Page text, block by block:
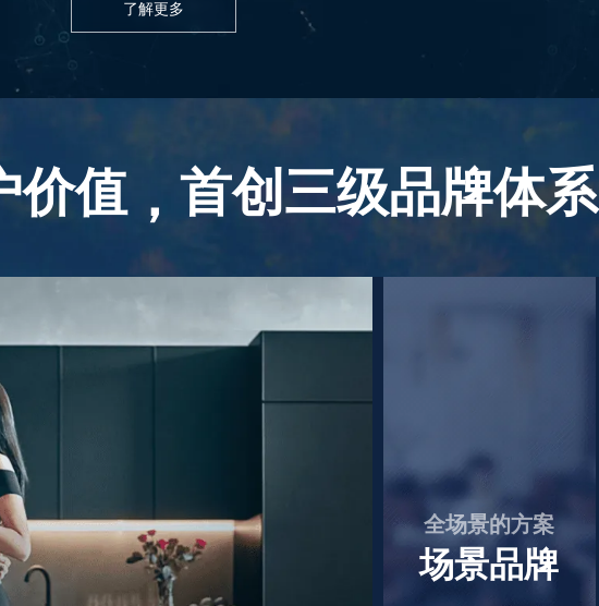
了解更多
价值， 首创三级品牌体系